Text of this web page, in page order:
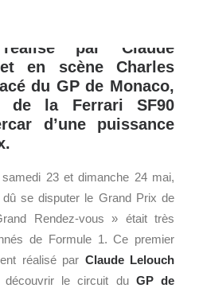
Ferrari a également
réalisé par Claude
en scène Charles
du GP de Monaco,
de la Ferrari SF90
d’une puissance
23 et dimanche 24 mai,
se disputer le Grand Prix de
Rendez-vous » était très
de Formule 1. Ce premier
réalisé par Claude Lelouch
découvrir le circuit du GP de